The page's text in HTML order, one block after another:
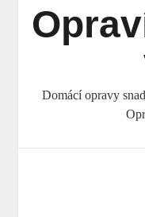
Domácí opravy